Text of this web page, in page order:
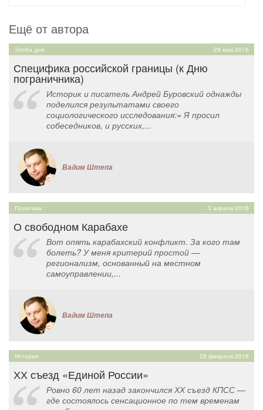
Ещё от автора
Злоба дня 28 мая 2016
Специфика российской границы (к Дню
пограничника)
Историк и писатель Андрей Буровский однажды
поделился результатами своего
социологического исследования:= Я просил
собеседников, и русских,...
Вадим Штепа
Политика 3 апреля 2016
О свободном Карабахе
Вот опять карабахский конфликт. За кого там
болеть? У меня критерий простой —
регионализм, основанный на местном
самоуправлении,...
Вадим Штепа
История 26 февраля 2016
ХХ съезд «Единой России»
Ровно 60 лет назад закончился ХХ съезд КПСС —
где состоялось сенсационное по тем временам